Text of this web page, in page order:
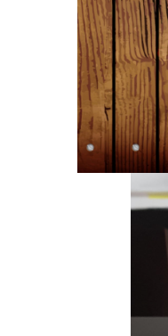
Puzzle personalizat
Rame foto personalizate
Plachete personalizate
Sort personalizat
Tricouri personalizate
Pix personalizat
evenimente
Tavita de mot
Umerase Personalizate
Pahare personalizate